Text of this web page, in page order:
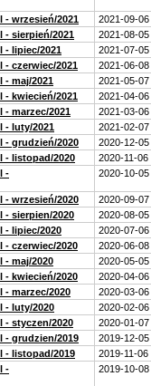
wrzesień/2021
2021-09-06
sierpień/2021
2021-08-05
- lipiec/2021
2021-07-05
czerwiec/2021
2021-06-08
maj/2021
2021-05-07
kwiecień/2021
2021-04-06
marzec/2021
2021-03-06
- luty/2021
2021-02-07
- grudzień/2020
2020-12-05
- listopad/2020
2020-11-06
-
2020-10-05
wrzesień/2020
2020-09-07
sierpien/2020
2020-08-05
- lipiec/2020
2020-07-06
czerwiec/2020
2020-06-08
maj/2020
2020-05-05
kwiecień/2020
2020-04-06
marzec/2020
2020-03-06
- luty/2020
2020-02-06
styczen/2020
2020-01-07
- grudzien/2019
2019-12-05
- listopad/2019
2019-11-06
-
2019-10-08